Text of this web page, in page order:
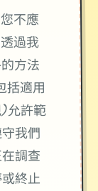
不應
過我
方法
括適用
允許範
我們
調查
終止